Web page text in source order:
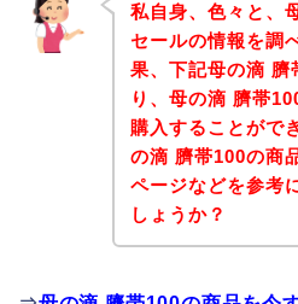
私自身、色々と、
セールの情報を調
果、下記母の滴 臍
り、母の滴 臍帯
購入することがで
の滴 臍帯100の商
ページなどを参考
しょうか？